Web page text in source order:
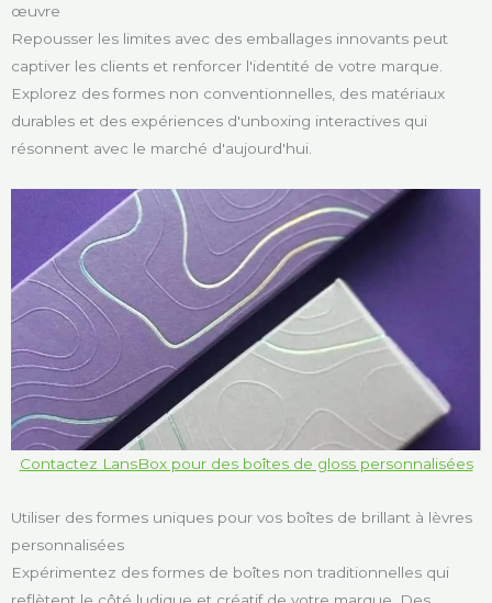
œuvre
Repousser les limites avec des emballages innovants peut
captiver les clients et renforcer l'identité de votre marque.
Explorez des formes non conventionnelles, des matériaux
durables et des expériences d'unboxing interactives qui
résonnent avec le marché d'aujourd'hui.
Contactez LansBox pour des boîtes de gloss personnalisées
Utiliser des formes uniques pour vos boîtes de brillant à lèvres
personnalisées
Expérimentez des formes de boîtes non traditionnelles qui